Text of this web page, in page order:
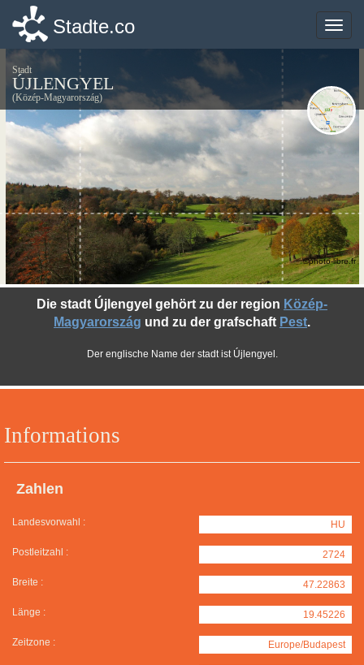
Toggle
Stadte.co
Stadt
ÚJLENGYEL
(Közép-Magyarország)
Informations
Zahlen
Landesvorwahl : HU
Postleitzahl : 2724
Breite : 47.22863
Länge : 19.45226
Zeitzone : Europe/Budapest
Die stadt Újlengyel gehört zu der region Közép-
Magyarország und zu der grafschaft Pest.
Der englische Name der stadt ist Újlengyel.
©photo-libre.fr
Toggle
Stadte.co